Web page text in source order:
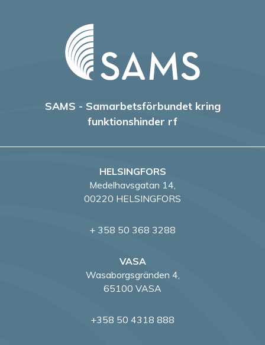
SAMS - Samarbetsförbundet kring
funktionshinder rf
HELSINGFORS
Medelhavsgatan 14,
00220 HELSINGFORS
+ 358 50 368 3288
VASA
Wasaborgsgränden 4,
65100 VASA
+358 50 4318 888